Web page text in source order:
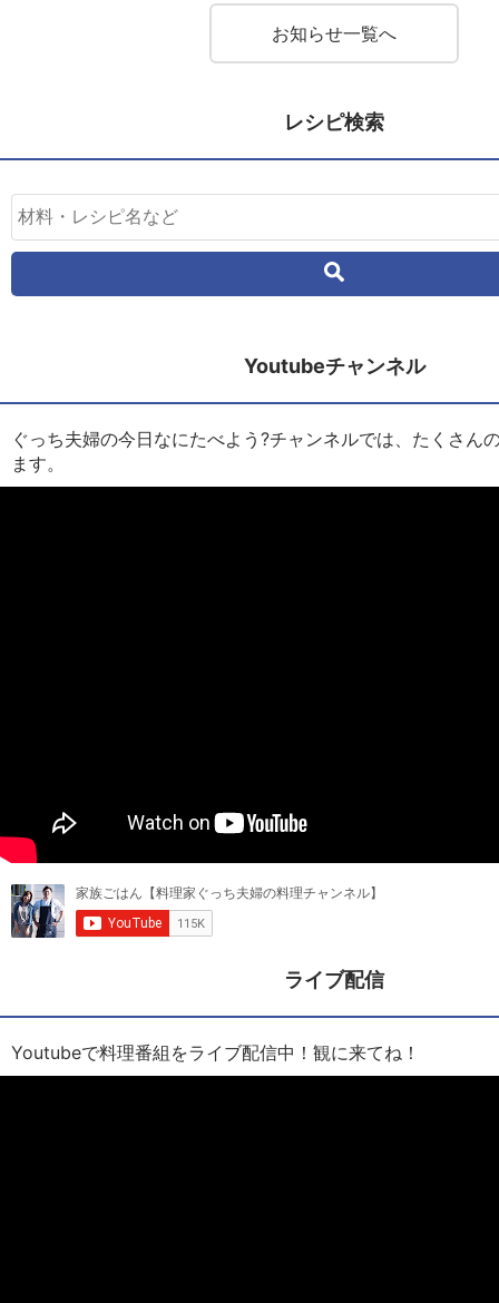
お知らせ一覧へ
レシピ検索
Youtubeチャンネル
ぐっち夫婦の今日なにたべよう?チャンネルでは、たくさん
ます。
ライブ配信
Youtubeで料理番組をライブ配信中！観に来てね！